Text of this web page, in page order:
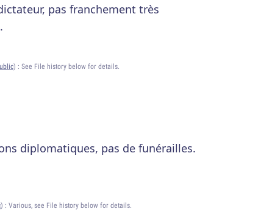
pas franchement très
) : See File history below for details.
diplomatiques, pas de funérailles.
) : Various, see File history below for details.